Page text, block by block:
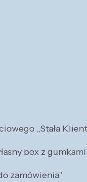
„Stała
box z
zamówienia"